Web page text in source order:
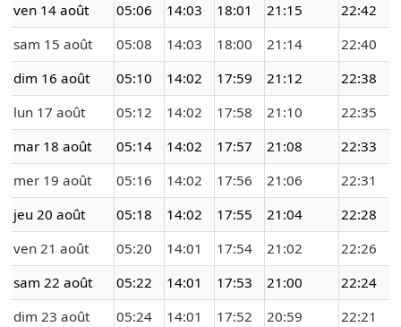
ven 14 août
05:06 14:03 18:01 21:15
22:42
sam 15 août
05:08 14:03 18:00 21:14
22:40
dim 16 août
05:10 14:02 17:59 21:12
22:38
lun 17 août
05:12 14:02 17:58 21:10
22:35
mar 18 août
05:14 14:02 17:57 21:08
22:33
mer 19 août
05:16 14:02 17:56 21:06
22:31
jeu 20 août
05:18 14:02 17:55 21:04
22:28
ven 21 août
05:20 14:01 17:54 21:02
22:26
sam 22 août
05:22 14:01 17:53 21:00
22:24
dim 23 août
05:24 14:01 17:52 20:59
22:21